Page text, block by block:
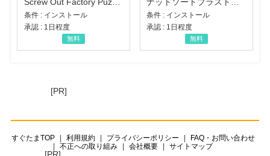
条件 : インストール
承認 : 1日程度
無料
条件 : インストール
承認 : 1日程度
無料
[PR]
すぐたまTOP 利用規約 プライバシーポリシー
FAQ・お問い合わせ
不正への取り組み
会社概要 サイトマップ
[PR]